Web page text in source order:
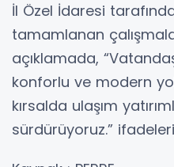
İl Özel İdaresi
tamamlanan
açıklamada,
konforlu ve modern
kırsalda ulaşım
sürdürüyoruz.”